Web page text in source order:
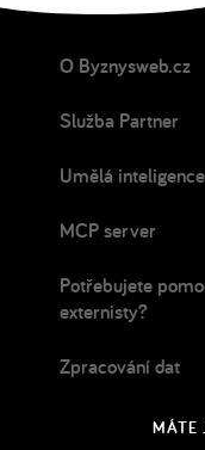
O Byznysweb.cz
Služba Partner
Umělá
MCP server
Potřebujete
externisty?
Zpracování dat
MÁTE